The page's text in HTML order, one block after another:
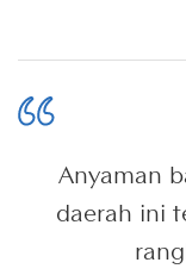
Anyaman
daerah ini